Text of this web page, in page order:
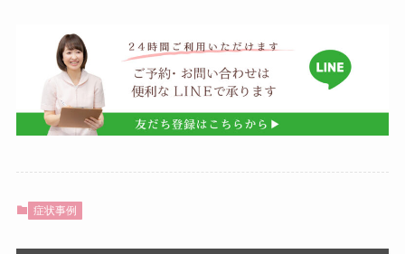
症状事例